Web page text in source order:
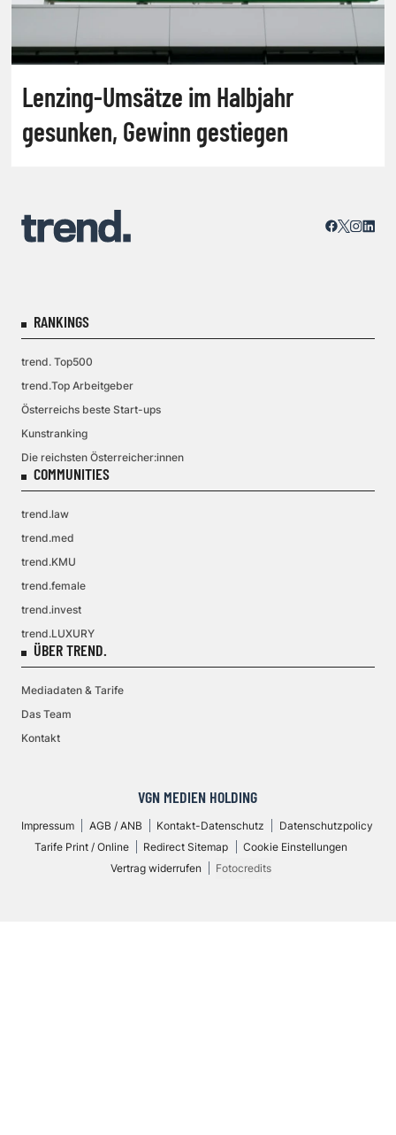
Lenzing-Umsätze im Halbjahr
gesunken, Gewinn gestiegen
RANKINGS
trend. Top500
trend.Top Arbeitgeber
Österreichs beste Start-ups
Kunstranking
Die reichsten Österreicher:innen
COMMUNITIES
trend.law
trend.med
trend.KMU
trend.female
trend.invest
trend.LUXURY
ÜBER TREND.
Mediadaten & Tarife
Das Team
Kontakt
VGN MEDIEN HOLDING
Impressum AGB / ANB Kontakt-Datenschutz
Datenschutzpolicy
Tarife Print / Online
Redirect Sitemap
Cookie Einstellungen
Vertrag widerrufen
Fotocredits